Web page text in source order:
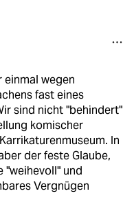
einmal wegen
fast eines
sind nicht "behindert"
komischer
In
der feste Glaube,
"weihevoll" und
Vergnügen